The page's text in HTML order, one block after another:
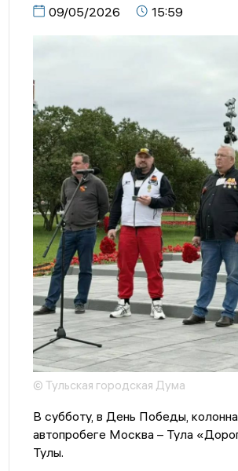
09/05/2026 15:59
© Тульская городская Дума
В субботу, в День Победы,
автопробеге Москва – Тула
Тулы.